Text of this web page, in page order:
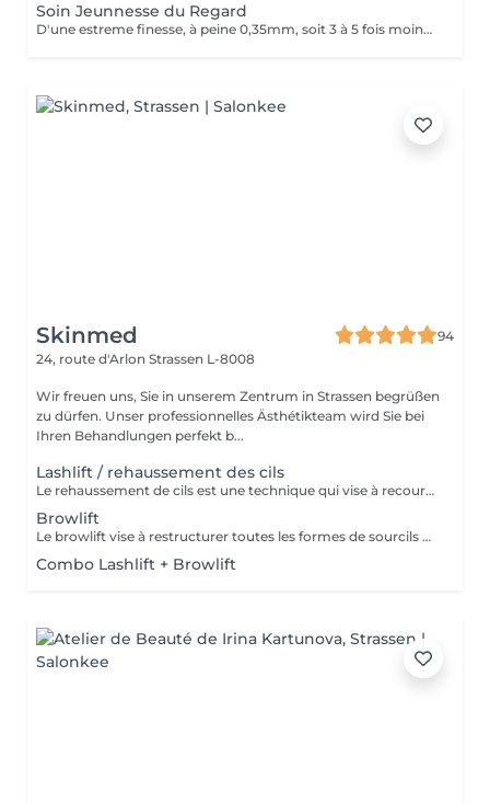
Soin Jeunnesse du Regard
D'une estreme finesse, à peine 0,35mm, soit 3 à 5 fois moins quelle celle du visage et pauvre en élastine, en collagène et en cellules graisseuses, le contour des yeux est la zone la plus fragile et la plus vulhérable du visage. Constamment mobilisé avec près de 10000 clignement quitidients, il reflète les premieres signes du vieillissement avec son relachement cutané et l'apparition des rides. Un soin specifique contour les yeux c'est un soin qui hydrate le contour de l'oeil avec un effet anti-âge, anti-poches.
Skinmed
94
24, route d'Arlon Strassen L-8008
Wir freuen uns, Sie in unserem Zentrum in Strassen begrüßen
zu dürfen. Unser professionnelles Ästhétikteam wird Sie bei
Ihren Behandlungen perfekt b...
Lashlift / rehaussement des cils
Le rehaussement de cils est une technique qui vise à recourber et à allonger les cils afin d'apporter un effet mascara au regard. Le regard est plus ouvert et plus lumineux.
Browlift
Le browlift vise à restructurer toutes les formes de sourcils et à mettre en valeur leur caractère naturel, ce qui a pour effet d'intensifier le regard.
Combo Lashlift + Browlift